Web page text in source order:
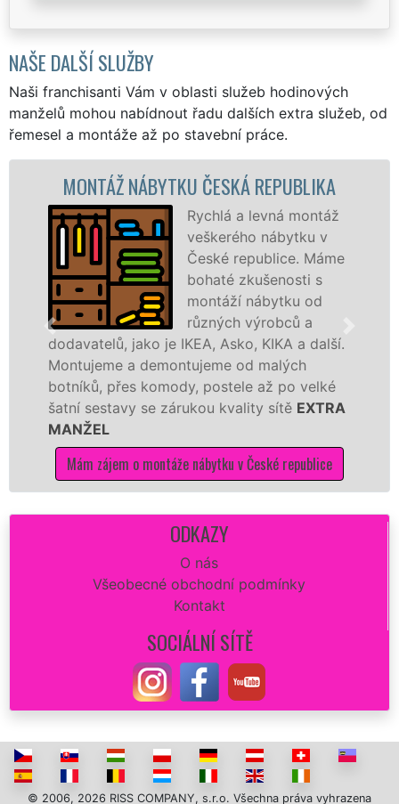
NAŠE DALŠÍ SLUŽBY
Naši franchisanti Vám v oblasti služeb hodinových
manželů mohou nabídnout řadu dalších extra služeb, od
řemesel a montáže až po stavební práce.
NÁBYTKU ČESKÁ REPUBLIKA
Rychlá a levná montáž
veškerého nábytku v
České republice. Máme
bohaté zkušenosti s
montáží nábytku od
různých výrobců a
jako je IKEA, Asko, KIKA a další.
a demontujeme od malých
přes komody, postele až po velké
se zárukou kvality sítěEXTRA
zájem o montáže nábytku v České republice
různých
tuto
ODKAZY
O nás
Všeobecné obchodní podmínky
Kontakt
SOCIÁLNÍ SÍTĚ
© 2006, 2026 RISS COMPANY, s.r.o. Všechna práva vyhrazena